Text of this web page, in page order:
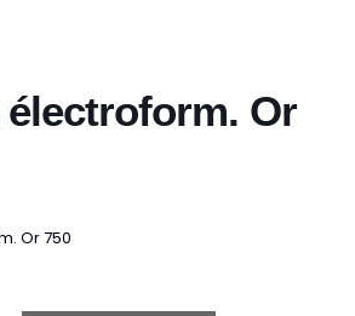
électroform. Or
Or 750